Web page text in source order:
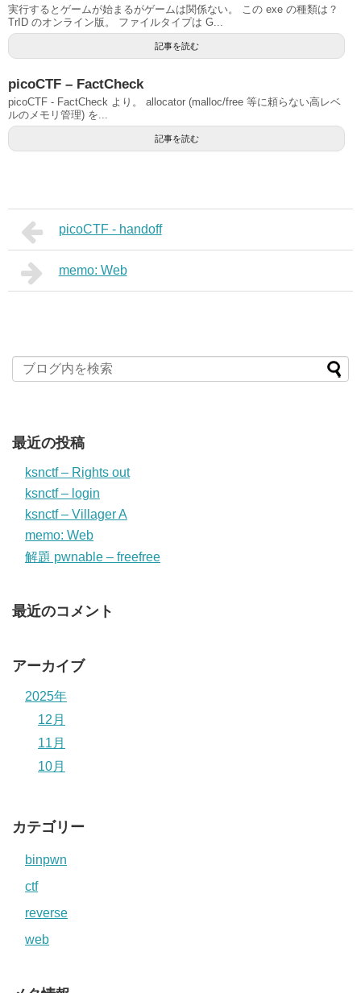
実行するとゲームが始まるがゲームは関係ない。 この exe の種類は？
TrID のオンライン版。 ファイルタイプは G...
記事を読む
picoCTF – FactCheck
picoCTF - FactCheck より。 allocator (malloc/free 等に頼らない高レベ
ルのメモリ管理) を...
記事を読む
picoCTF - handoff
memo: Web
最近の投稿
ksnctf – Rights out
ksnctf – login
ksnctf – Villager A
memo: Web
解題 pwnable – freefree
最近のコメント
アーカイブ
2025年
12月
11月
10月
カテゴリー
binpwn
ctf
reverse
web